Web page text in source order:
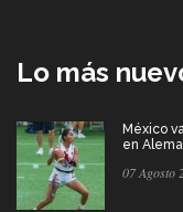
Lo más
México
en
07 Agosto